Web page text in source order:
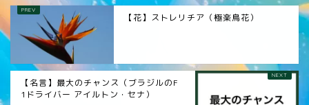
【花】ストレリチア（極楽鳥花）
【名言】最大のチャンス（ブラジルのF
1ドライバー アイルトン・セナ）